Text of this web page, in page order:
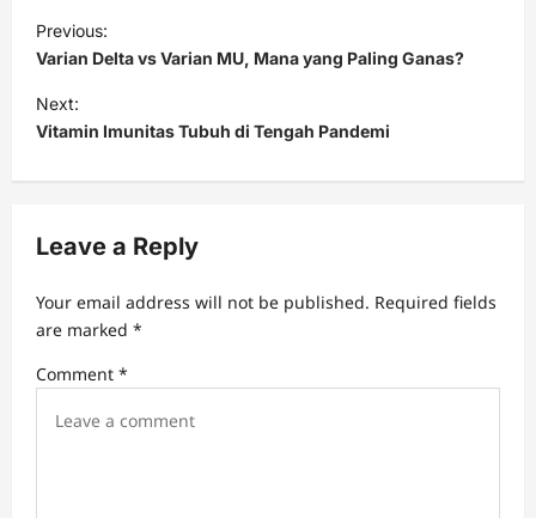
P
o
s
t
v
g
t
Previous:
Varian Delta vs Varian MU, Mana yang Paling Ganas?
Next:
Vitamin Imunitas Tubuh di Tengah Pandemi
Leave a Reply
Your email address will not be published. Required fields
are marked *
Comment *